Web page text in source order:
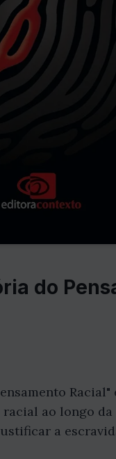
do
ao longo
a